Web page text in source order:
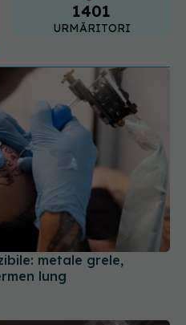
1401
URMĂRITORI
metale grele,
lung